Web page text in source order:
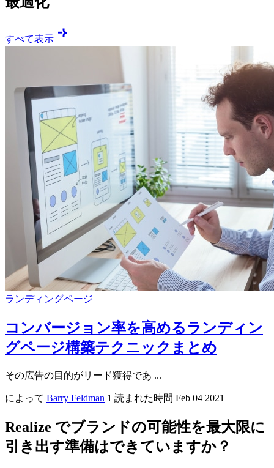
すべて表示
ランディングページ
コンバージョン率を高めるランディン
グページ構築テクニックまとめ
その広告の目的がリード獲得であ ...
によって Barry Feldman 1 読まれた時間 Feb 04 2021
Realize でブランドの可能性を最大限に
引き出す準備はできていますか？